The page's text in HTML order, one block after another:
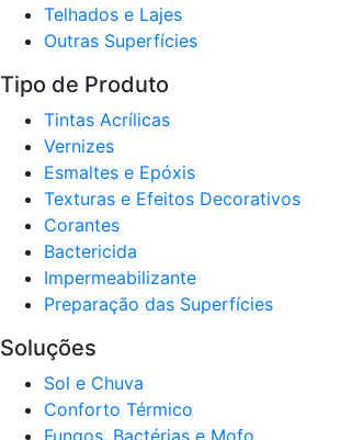
Telhados e Lajes
Outras Superfícies
Tipo de Produto
Tintas Acrílicas
Verniz​es
Esmaltes e Epóxis
Texturas e Efeitos Decorativos
Corantes​
Bactericida
Impermeabilizante
Preparação das Superfícies
Soluções
Sol e Chuva​
Conforto Térmico​
Fungos, Bactérias e Mofo